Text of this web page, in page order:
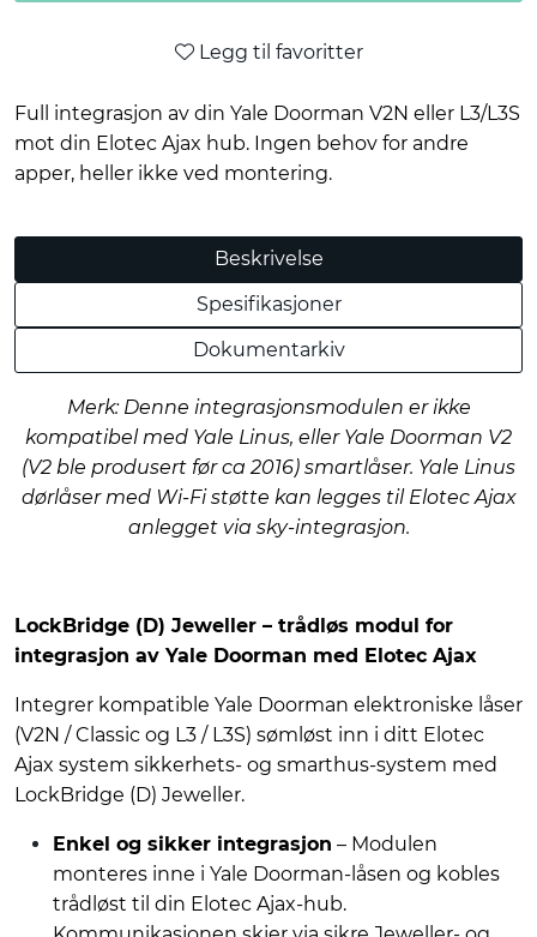
Legg til favoritter
Full integrasjon av din Yale Doorman V2N eller L3/L3S
mot din Elotec Ajax hub. Ingen behov for andre
apper, heller ikke ved montering.
Beskrivelse
Spesifikasjoner
Dokumentarkiv
Merk: Denne integrasjonsmodulen er ikke
kompatibel med Yale Linus, eller Yale Doorman V2
(V2 ble produsert før ca 2016) smartlåser. Yale Linus
dørlåser med Wi-Fi støtte kan legges til Elotec Ajax
anlegget via sky-integrasjon.
LockBridge (D) Jeweller – trådløs modul for
integrasjon av Yale Doorman med Elotec Ajax
Integrer kompatible Yale Doorman elektroniske låser
(V2N / Classic og L3 / L3S) sømløst inn i ditt Elotec
Ajax system sikkerhets- og smarthus-system med
LockBridge (D) Jeweller.
Enkel og sikker integrasjon – Modulen
monteres inne i Yale Doorman-låsen og kobles
trådløst til din Elotec Ajax-hub.